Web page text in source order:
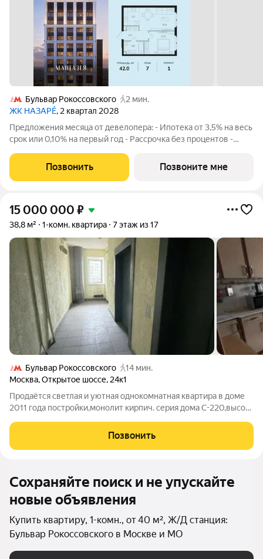
Бульвар Рокоссовского
2 мин.
ЖК НАЗАРÉ, 2 квартал 2028
Предложения месяца от девелопера: - Ипотека от 3,5% на весь
срок или 0,10% на первый год - Рассрочка без процентов -
Просторная 1-комнатная квартира. Общая площадь - 42 м2 на 7
этаже, без отделки.
Позвонить Позвоните мне
15 000 000 ₽
38,8 м² 1-комн. квартира 7 этаж из 17
Бульвар Рокоссовского
14 мин.
Москва,Открытое шоссе, 24к1
Продаётся светлая и уютная однокомнатная квартира в доме
2011 года постройки,монолит кирпич. серия дома С-220,высота
кв.м; кухня 8.9 кв.м с большим застеклённым балконом. в
квартире выполнен
Позвонить
Сохраняйте поиск и не упускайте
новые объявления
Купить квартиру, 1-комн., от 40 м², Ж/Д станция:
Бульвар Рокоссовского в Москве и МО